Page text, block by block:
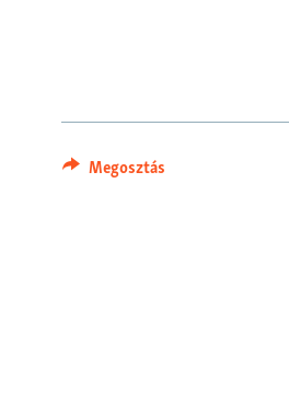
keresésre
SZABADON
TÁRSADALOM
Megosztás